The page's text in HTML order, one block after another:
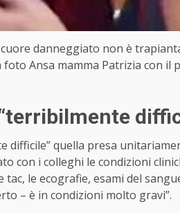
danneggiato non è
Ansa mamma Patrizia con il
difficile” quella presa
con i colleghi le condizioni
le ecografie, esami del
– è in condizioni molto gravi”.